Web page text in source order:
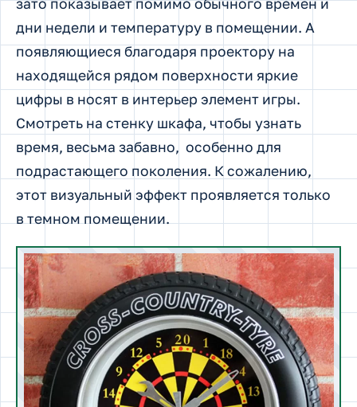
дни недели и температуру в помещении. А
появляющиеся благодаря проектору на
находящейся рядом поверхности яркие
цифры в носят в интерьер элемент игры.
Смотреть на стенку шкафа, чтобы узнать
время, весьма забавно, особенно для
подрастающего поколения. К сожалению,
этот визуальный эффект проявляется только
в темном помещении.